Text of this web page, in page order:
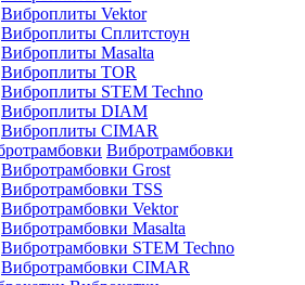
Виброплиты Vektor
Виброплиты Сплитстоун
Виброплиты Masalta
Виброплиты TOR
Виброплиты STEM Techno
Виброплиты DIAM
Виброплиты CIMAR
Вибротрамбовки
Вибротрамбовки Grost
Вибротрамбовки TSS
Вибротрамбовки Vektor
Вибротрамбовки Masalta
Вибротрамбовки STEM Techno
Вибротрамбовки CIMAR